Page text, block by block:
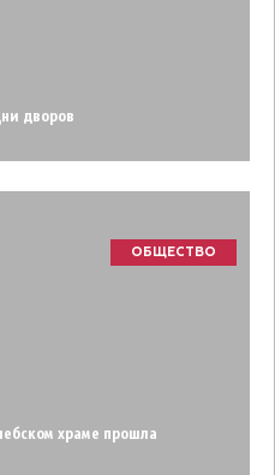
дворов
ОБЩЕСТВО
храме прошла